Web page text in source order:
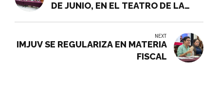
DE JUNIO, EN EL TEATRO DE LA
NEXT
IMJUV SE REGULARIZA EN MATERIA
FISCAL